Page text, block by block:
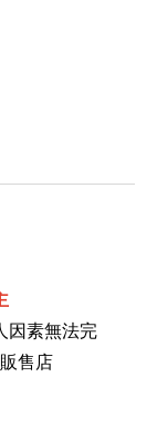
因素無法完
售店